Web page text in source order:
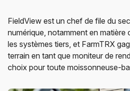
FieldView est un chef de file du
numérique, notamment en matière
les systèmes tiers, et FarmTRX
terrain en tant que moniteur de
choix pour toute moissonneuse-